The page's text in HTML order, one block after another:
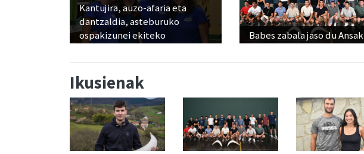
Kantujira, auzo-afaria eta
dantzaldia, asteburuko
ospakizunei ekiteko
Babes zabala jaso du Ansak
Ikusienak